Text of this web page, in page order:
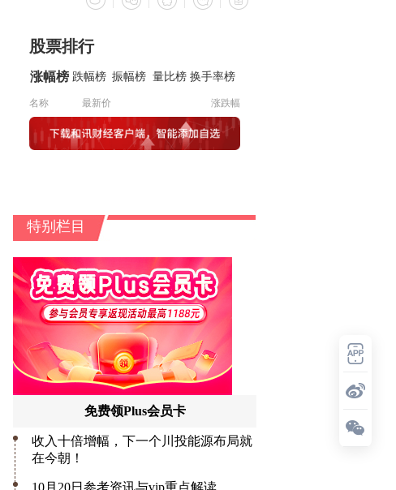
股票排行
涨幅榜 跌幅榜 振幅榜 量比榜 换手率榜
名称 最新价 涨跌幅